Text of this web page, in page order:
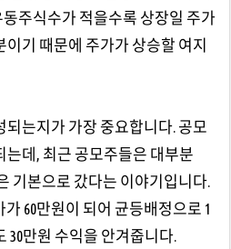
동주식수가 적을수록 상장일 주가
기 때문에 주가가 상승할 여지
는지가 가장 중요합니다. 공모
는데, 최근 공모주들은 대부분
기본으로 갔다는 이야기입니다.
60만원이 되어 균등배정으로 1
30만원 수익을 안겨줍니다.